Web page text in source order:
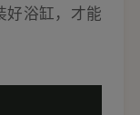
好浴缸，才能